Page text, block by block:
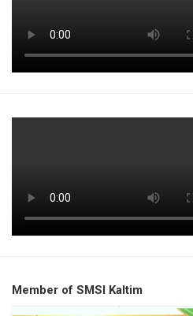
Member of SMSI Kaltim